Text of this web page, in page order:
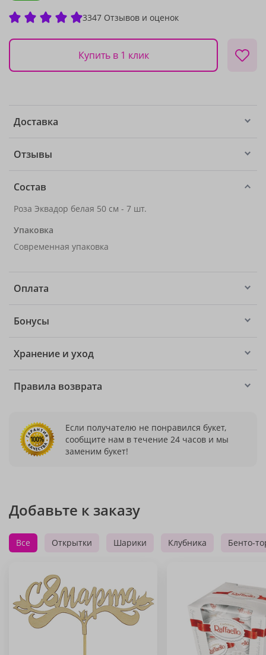
3347 Отзывов и оценок
Купить в 1 клик
Доставка
Отзывы
Состав
Роза Эквадор белая 50 см - 7 шт.
Упаковка
Современная упаковка
Оплата
Бонусы
Хранение и уход
Правила возврата
Если получателю не понравился букет,
сообщите нам в течение 24 часов и мы
заменим букет!
Добавьте к заказу
Все Открытки Шарики Клубника Бенто-